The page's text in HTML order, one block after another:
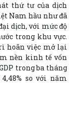
thứ tư của dịch
Nam hầu như đã
dịch, với mức độ
trong khu vực.
hoãn việc mở lại
nền kinh tế vốn
trong ba tháng
so với năm